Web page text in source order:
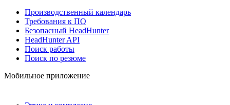
Производственный календарь
Требования к ПО
Безопасный HeadHunter
HeadHunter API
Поиск работы
Поиск по резюме
Мобильное приложение